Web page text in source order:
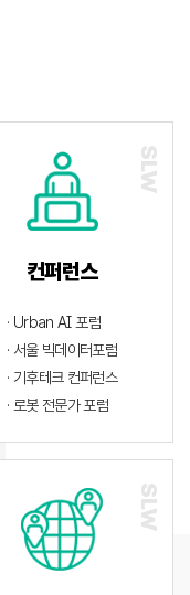
컨퍼런스
· Urban AI 포럼
· 서울 빅데이터포럼
· 기후테크 컨퍼런스
· 로봇 전문가 포럼